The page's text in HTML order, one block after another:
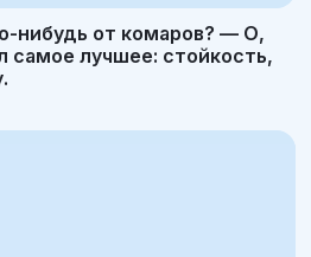
нибудь от комаров? — О,
самое лучшее: стойкость,